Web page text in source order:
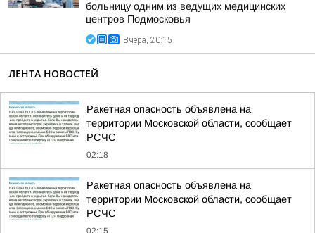
больницу одним из ведущих медицинских
центров Подмосковья
Вчера, 20:15
ЛЕНТА НОВОСТЕЙ
Ракетная опасность объявлена на
территории Московской области, сообщает
РСЧС
02:18
Ракетная опасность объявлена на
территории Московской области, сообщает
РСЧС
02:15